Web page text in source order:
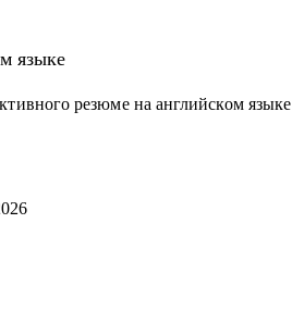
языке
резюме на английском языке